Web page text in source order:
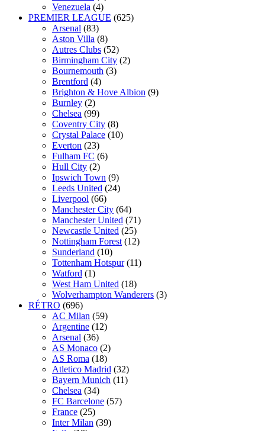
Venezuela (4)
PREMIER LEAGUE (625)
Arsenal (83)
Aston Villa (8)
Autres Clubs (52)
Birmingham City (2)
Bournemouth (3)
Brentford (4)
Brighton & Hove Albion (9)
Burnley (2)
Chelsea (99)
Coventry City (8)
Crystal Palace (10)
Everton (23)
Fulham FC (6)
Hull City (2)
Ipswich Town (9)
Leeds United (24)
Liverpool (66)
Manchester City (64)
Manchester United (71)
Newcastle United (25)
Nottingham Forest (12)
Sunderland (10)
Tottenham Hotspur (11)
Watford (1)
West Ham United (18)
Wolverhampton Wanderers (3)
RÉTRO (696)
AC Milan (59)
Argentine (12)
Arsenal (36)
AS Monaco (2)
AS Roma (18)
Atletico Madrid (32)
Bayern Munich (11)
Chelsea (34)
FC Barcelone (57)
France (25)
Inter Milan (39)